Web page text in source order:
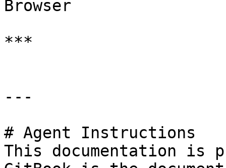
Browser
***
---
# Agent Instructions
This documentation is